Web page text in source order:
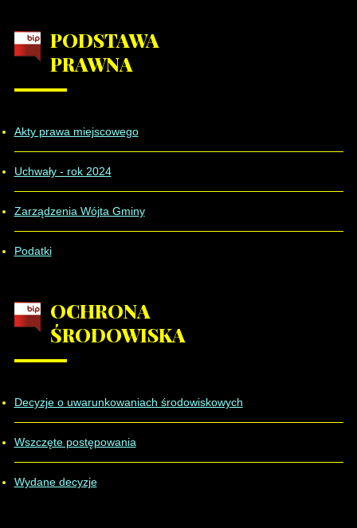
PODSTAWA
PRAWNA
Akty prawa miejscowego
Uchwały - rok 2024
Zarządzenia Wójta Gminy
Podatki
OCHRONA
ŚRODOWISKA
Decyzje o uwarunkowaniach środowiskowych
Wszczęte postępowania
Wydane decyzje